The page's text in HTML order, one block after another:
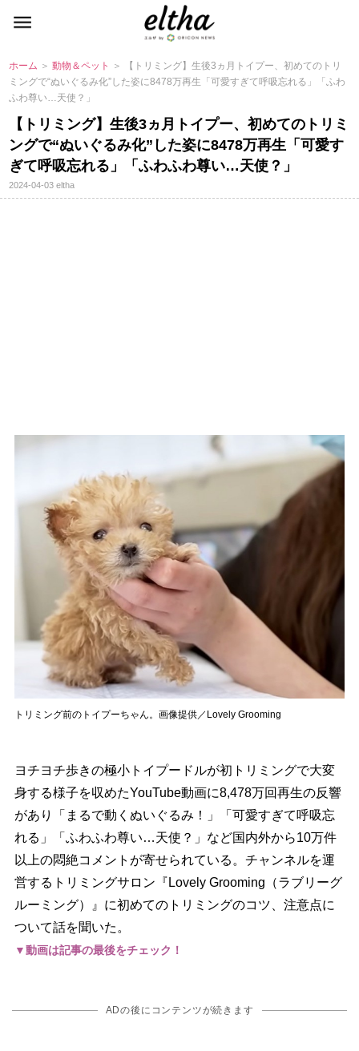
ホーム ＞動物＆ペット
＞ 【トリミング】生後3ヵ月トイプー、初めてのトリ
ミングで“ぬいぐるみ化”した姿に8478万再生「可愛すぎて呼吸忘れる」「ふわ
ふわ尊い…天使？」
【トリミング】生後3ヵ月トイプー、初めてのトリミ
ングで“ぬいぐるみ化”した姿に8478万再生「可愛す
ぎて呼吸忘れる」「ふわふわ尊い…天使？」
2024-04-03eltha
トリミング前のトイプーちゃん。画像提供／Lovely Grooming
ヨチヨチ歩きの極小トイプードルが初トリミングで大変
身する様子を収めたYouTube動画に8,478万回再生の反響
があり「まるで動くぬいぐるみ！」「可愛すぎて呼吸忘
れる」「ふわふわ尊い…天使？」など国内外から10万件
以上の悶絶コメントが寄せられている。チャンネルを運
営するトリミングサロン『Lovely Grooming（ラブリーグ
ルーミング）』に初めてのトリミングのコツ、注意点に
ついて話を聞いた。
▼動画は記事の最後をチェック！
ADの後にコンテンツが続きます